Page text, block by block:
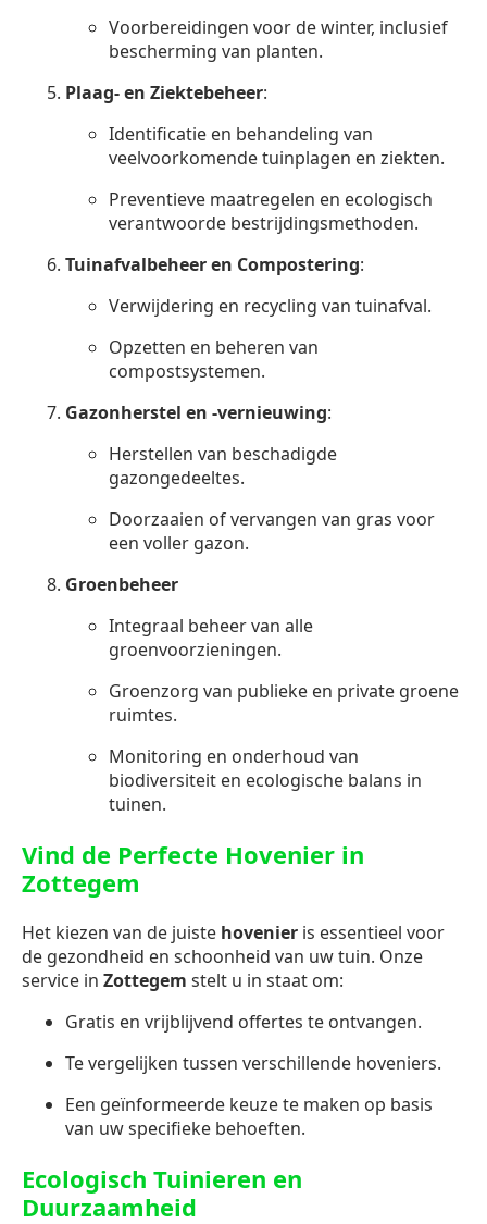
Voorbereidingen voor de winter, inclusief
bescherming van planten.
Plaag- en Ziektebeheer:
Identificatie en behandeling van
veelvoorkomende tuinplagen en ziekten.
Preventieve maatregelen en ecologisch
verantwoorde bestrijdingsmethoden.
Tuinafvalbeheer en Compostering:
Verwijdering en recycling van tuinafval.
Opzetten en beheren van
compostsystemen.
Gazonherstel en -vernieuwing:
Herstellen van beschadigde
gazongedeeltes.
Doorzaaien of vervangen van gras voor
een voller gazon.
Groenbeheer
Integraal beheer van alle
groenvoorzieningen.
Groenzorg van publieke en private groene
ruimtes.
Monitoring en onderhoud van
biodiversiteit en ecologische balans in
tuinen.
Vind de Perfecte Hovenier in
Zottegem
Het kiezen van de juiste hovenier is essentieel voor
de gezondheid en schoonheid van uw tuin. Onze
service in Zottegem stelt u in staat om:
Gratis en vrijblijvend offertes te ontvangen.
Te vergelijken tussen verschillende hoveniers.
Een geïnformeerde keuze te maken op basis
van uw specifieke behoeften.
Ecologisch Tuinieren en
Duurzaamheid